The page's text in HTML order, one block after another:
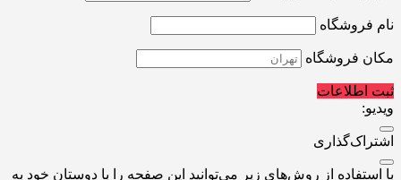
نام فروشگاه
مکان فروشگاه
ثبت اطلاعات
ویدیو:
اشتراک‌گذاری
با استفاده از روش‌های زیر می‌توانید این صفحه را با دوستان خود به